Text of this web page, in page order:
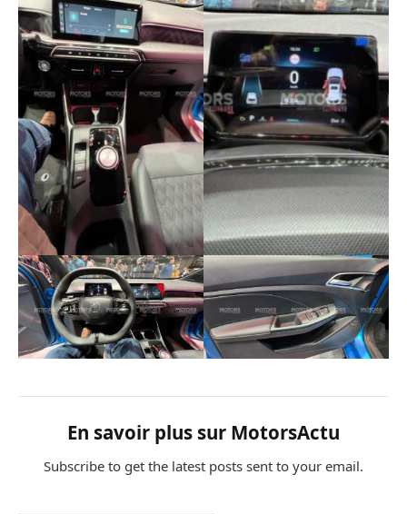
En savoir plus sur MotorsActu
Subscribe to get the latest posts sent to your email.